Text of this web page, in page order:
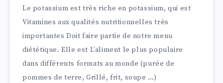
Le potassium est très riche en potassium, qui est
Vitamines aux qualités nutritionnelles très
importantes Doit faire partie de notre menu
diététique. Elle est L’aliment le plus populaire
dans différents formats au monde (purée de
pommes de terre, Grillé, frit, soupe …)